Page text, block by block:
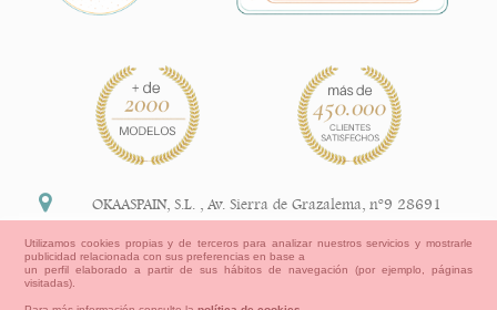
OKAASPAIN, S.L. ,Av. Sierra de Grazalema, nº9 28691
+34 91 113 89 09
Utilizamos cookies propias y de terceros para analizar nuestros servicios y mostrarle
publicidad relacionada con sus preferencias en base a
un perfil elaborado a partir de sus hábitos de navegación (por ejemplo, páginas
visitadas).